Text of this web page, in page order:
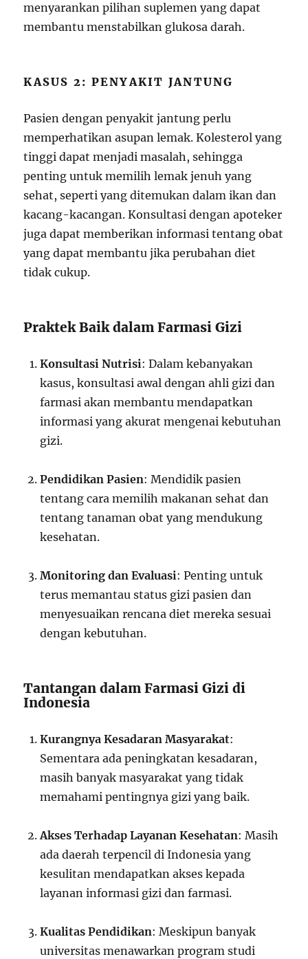
menyarankan pilihan suplemen yang dapat
membantu menstabilkan glukosa darah.
KASUS 2: PENYAKIT JANTUNG
Pasien dengan penyakit jantung perlu
memperhatikan asupan lemak. Kolesterol yang
tinggi dapat menjadi masalah, sehingga
penting untuk memilih lemak jenuh yang
sehat, seperti yang ditemukan dalam ikan dan
kacang-kacangan. Konsultasi dengan apoteker
juga dapat memberikan informasi tentang obat
yang dapat membantu jika perubahan diet
tidak cukup.
Praktek Baik dalam Farmasi Gizi
Konsultasi Nutrisi: Dalam kebanyakan
kasus, konsultasi awal dengan ahli gizi dan
farmasi akan membantu mendapatkan
informasi yang akurat mengenai kebutuhan
gizi.
Pendidikan Pasien: Mendidik pasien
tentang cara memilih makanan sehat dan
tentang tanaman obat yang mendukung
kesehatan.
Monitoring dan Evaluasi: Penting untuk
terus memantau status gizi pasien dan
menyesuaikan rencana diet mereka sesuai
dengan kebutuhan.
Tantangan dalam Farmasi Gizi di
Indonesia
Kurangnya Kesadaran Masyarakat:
Sementara ada peningkatan kesadaran,
masih banyak masyarakat yang tidak
memahami pentingnya gizi yang baik.
Akses Terhadap Layanan Kesehatan: Masih
ada daerah terpencil di Indonesia yang
kesulitan mendapatkan akses kepada
layanan informasi gizi dan farmasi.
Kualitas Pendidikan: Meskipun banyak
universitas menawarkan program studi